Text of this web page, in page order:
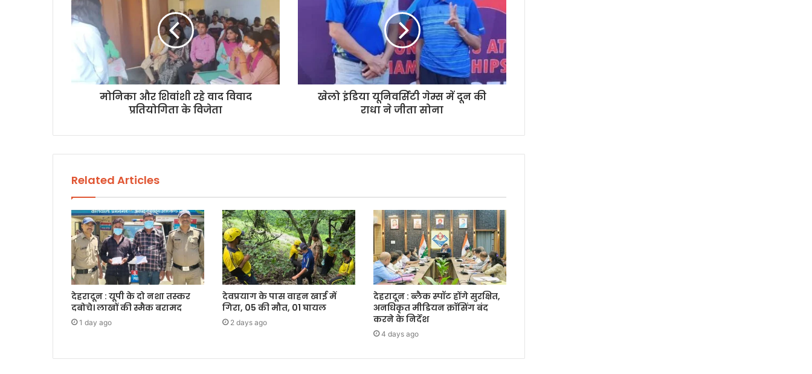
i
मोनिका और शिवांशी रहे वाद विवाद
प्रतियोगिता के विजेता
खेलो इंडिया यूनिवर्सिटी गेम्स में दून की
राधा ने जीता सोना
Related Articles
देहरादून : यूपी के दो नशा तस्कर
दबोचे। लाखों की स्मैक बरामद
1 day ago
देवप्रयाग के पास वाहन खाई में
गिरा, 05 की मौत, 01 घायल
2 days ago
देहरादून : ब्लैक स्पॉट होंगे सुरक्षित,
अनधिकृत मीडियन क्रॉसिंग बंद
करने के निर्देश
4 days ago